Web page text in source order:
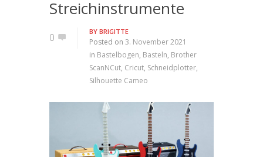
Streichinstrumente
0 BY BRIGITTE
Posted on 3. November 2021
in Bastelbogen, Basteln, Brother
ScanNCut, Cricut, Schneidplotter,
Silhouette Cameo